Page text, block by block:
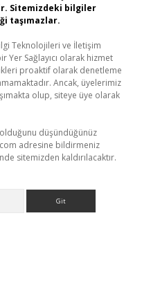
Sitemizdeki bilgiler
taşımazlar.
Teknolojileri ve İletişim
Yer Sağlayıcı olarak hizmet
proaktif olarak denetleme
Ancak, üyelerimiz
olup, siteye üye olarak
düşündüğünüz
adresine bildirmeniz
sitemizden kaldırılacaktır.